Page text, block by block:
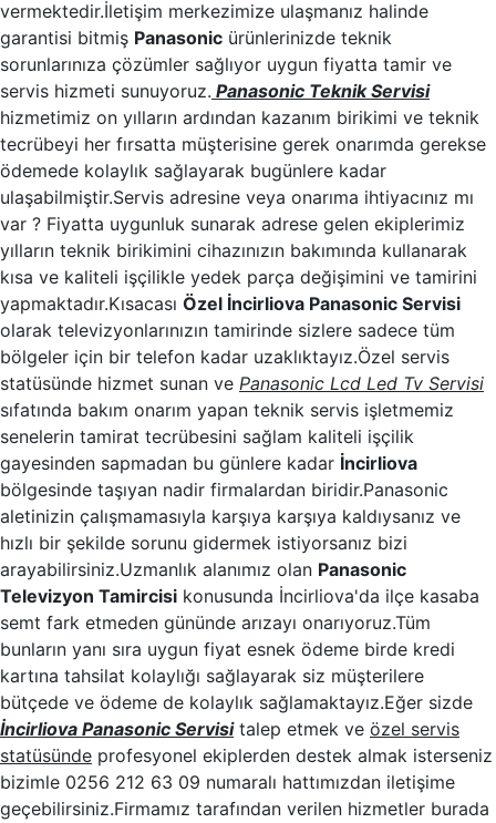
vermektedir.İletişim merkezimize ulaşmanız halinde
garantisi bitmiş Panasonic ürünlerinizde teknik
sorunlarınıza çözümler sağlıyor uygun fiyatta tamir ve
servis hizmeti sunuyoruz. Panasonic Teknik Servisi
hizmetimiz on yılların ardından kazanım birikimi ve teknik
tecrübeyi her fırsatta müşterisine gerek onarımda gerekse
ödemede kolaylık sağlayarak bugünlere kadar
ulaşabilmiştir.Servis adresine veya onarıma ihtiyacınız mı
var ? Fiyatta uygunluk sunarak adrese gelen ekiplerimiz
yılların teknik birikimini cihazınızın bakımında kullanarak
kısa ve kaliteli işçilikle yedek parça değişimini ve tamirini
yapmaktadır.Kısacası Özel İncirliova Panasonic Servisi
olarak televizyonlarınızın tamirinde sizlere sadece tüm
bölgeler için bir telefon kadar uzaklıktayız.Özel servis
statüsünde hizmet sunan ve Panasonic Lcd Led Tv Servisi
sıfatında bakım onarım yapan teknik servis işletmemiz
senelerin tamirat tecrübesini sağlam kaliteli işçilik
gayesinden sapmadan bu günlere kadar İncirliova
bölgesinde taşıyan nadir firmalardan biridir.Panasonic
aletinizin çalışmamasıyla karşıya karşıya kaldıysanız ve
hızlı bir şekilde sorunu gidermek istiyorsanız bizi
arayabilirsiniz.Uzmanlık alanımız olan Panasonic
Televizyon Tamircisi konusunda İncirliova'da ilçe kasaba
semt fark etmeden gününde arızayı onarıyoruz.Tüm
bunların yanı sıra uygun fiyat esnek ödeme birde kredi
kartına tahsilat kolaylığı sağlayarak siz müşterilere
bütçede ve ödeme de kolaylık sağlamaktayız.Eğer sizde
İncirliova Panasonic Servisitalep etmek ve özel servis
statüsünde profesyonel ekiplerden destek almak isterseniz
bizimle 0256 212 63 09 numaralı hattımızdan iletişime
geçebilirsiniz.Firmamız tarafından verilen hizmetler burada